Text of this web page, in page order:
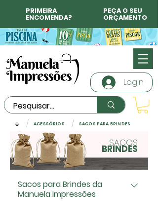
PRIMEIRA
ENCOMENDA?
PEÇA O SEU
ORÇAMENTO
Login
/ ACESSÓRIOS / SACOS PARA BRINDES
SACOS
BRINDES
Sacos para Brindes da
Manuela Impressões